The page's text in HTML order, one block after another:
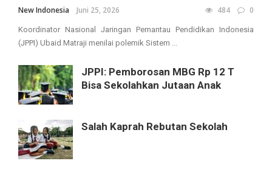
New Indonesia Juni 25, 2026 484 0
Koordinator Nasional Jaringan Pemantau Pendidikan Indonesia
(JPPI) Ubaid Matraji menilai polemik Sistem ...
JPPI: Pemborosan MBG Rp 12 T
Bisa Sekolahkan Jutaan Anak
Salah Kaprah Rebutan Sekolah